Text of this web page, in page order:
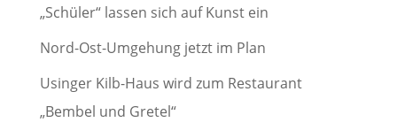
„Schüler“ lassen sich auf Kunst ein
Nord-Ost-Umgehung jetzt im Plan
Usinger Kilb-Haus wird zum Restaurant
„Bembel und Gretel“